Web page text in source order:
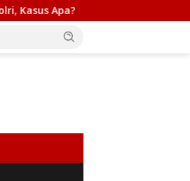
PB HIMABIR: Cetak Sawah